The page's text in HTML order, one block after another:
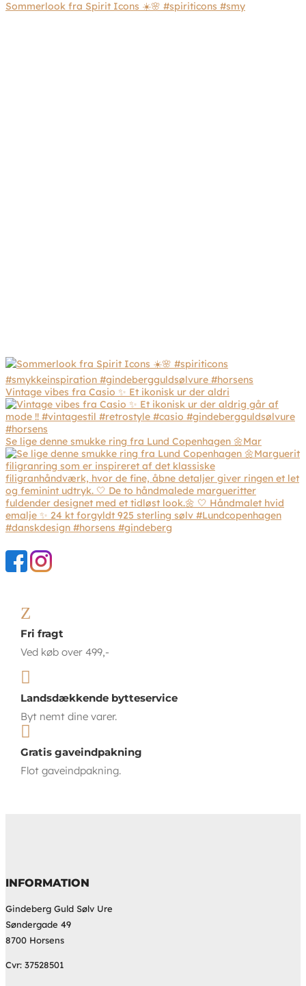
Sommerlook fra Spirit Icons ☀️🌸 #spiriticons #smy
Vintage vibes fra Casio ✨ Et ikonisk ur der aldri
Se lige denne smukke ring fra Lund Copenhagen 🌼Mar
Z
Fri fragt
Ved køb over 499,-

Landsdækkende bytteservice
Byt nemt dine varer.

Gratis gaveindpakning
Flot gaveindpakning.
INFORMATION
Gindeberg Guld Sølv Ure
Søndergade 49
8700 Horsens
Cvr: 37528501